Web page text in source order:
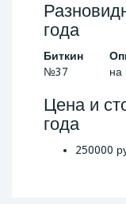
года
Биткин
№37
на
Цена и
года
250000